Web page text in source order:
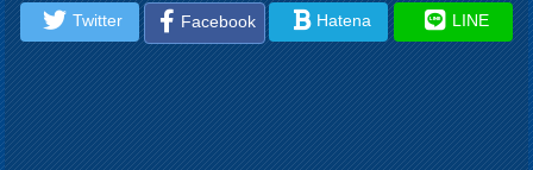
Twitter
Facebook Hatena LINE